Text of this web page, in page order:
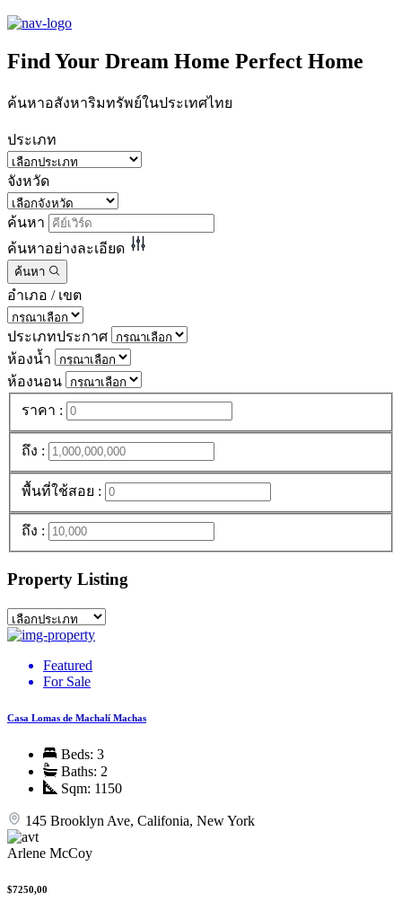
Find Your Dream Home Perfect Home
ค้นหาอสังหาริมทรัพย์ในประเทศไทย
ประเภท
จังหวัด
ค้นหา
ค้นหาอย่างละเอียด
ค้นหา
อำเภอ / เขต
ประเภทประกาศ
ห้องน้ำ
ห้องนอน
ราคา :
ถึง :
พื้นที่ใช้สอย :
ถึง :
Property Listing
Featured
For Sale
Casa Lomas de Machalí Machas
Beds: 3
Baths: 2
Sqm: 1150
145 Brooklyn Ave, Califonia, New York
Arlene McCoy
$7250,00